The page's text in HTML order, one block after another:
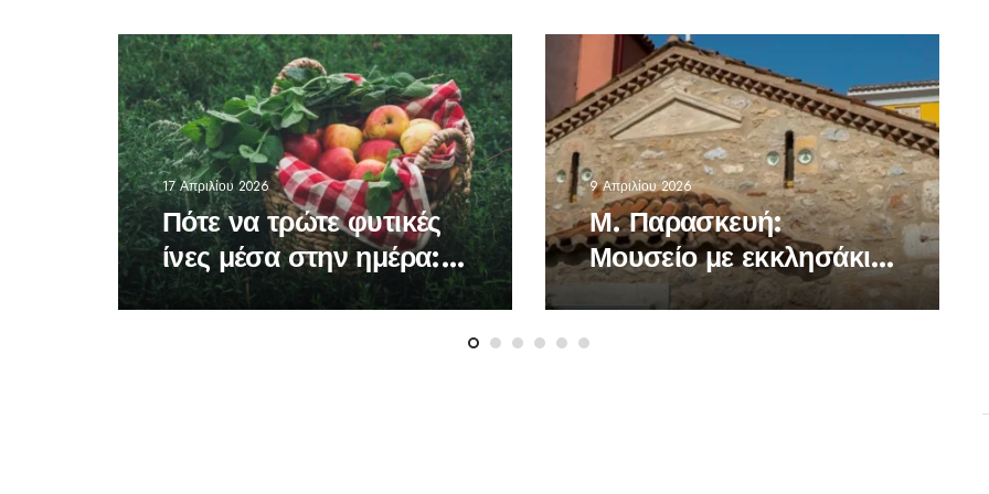
17 Απριλίου 2026
Πότε να τρώτε φυτικές
ίνες μέσα στην ημέρα: Η
ώρα που κάνει τη
9 Απριλίου 2026
Μ. Παρασκευή:
Μουσείο με εκκλησάκι
θα τελέσει την